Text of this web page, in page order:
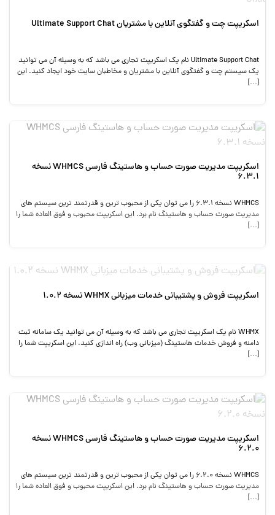
اسکریپت چت و گفتگوی آنلاین با مشتریان Ultimate Support Chat
Ultimate Support Chat نام یک اسکریپت تجاری می باشد که به وسیله آن می توانید
یک سیستم چت و گفتگوی آنلاین با مشتریان و مخاطبان سایت خود ایجاد کنید. این
[…]
اسکریپت مدیریت صورت حساب و هاستینگ فارسی WHMCS نسخه
6.3.1
WHMCS نسخه 6.3.1 را می توان یکی از محبوب ترین و قدرتمند ترین سیستم های
مدیریت صورت حساب و هاستینگ نام برد. این اسکریپت محبوب و فوق العاده شما را
[…]
اسکریپت فروش و پشتیبانی خدمات میزبانی WHMX نسخه 1.0.2
WHMX نام یک اسکریپت تجاری می باشد که به وسیله آن می توانید یک سامانه ثبت
دامنه و فروش خدمات هاستینگ (میزبانی وب) راه اندازی کنید. این اسکریپت شما را
[…]
اسکریپت مدیریت صورت حساب و هاستینگ فارسی WHMCS نسخه
6.2.0
WHMCS نسخه 6.2.0 را می توان یکی از محبوب ترین و قدرتمند ترین سیستم های
مدیریت صورت حساب و هاستینگ نام برد. این اسکریپت محبوب و فوق العاده شما را
[…]